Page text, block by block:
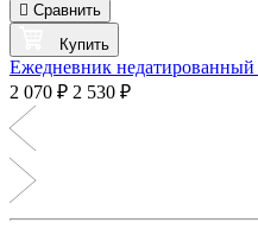
Сравнить
Купить
Ежедневник
2 070 ₽ 2 530 ₽